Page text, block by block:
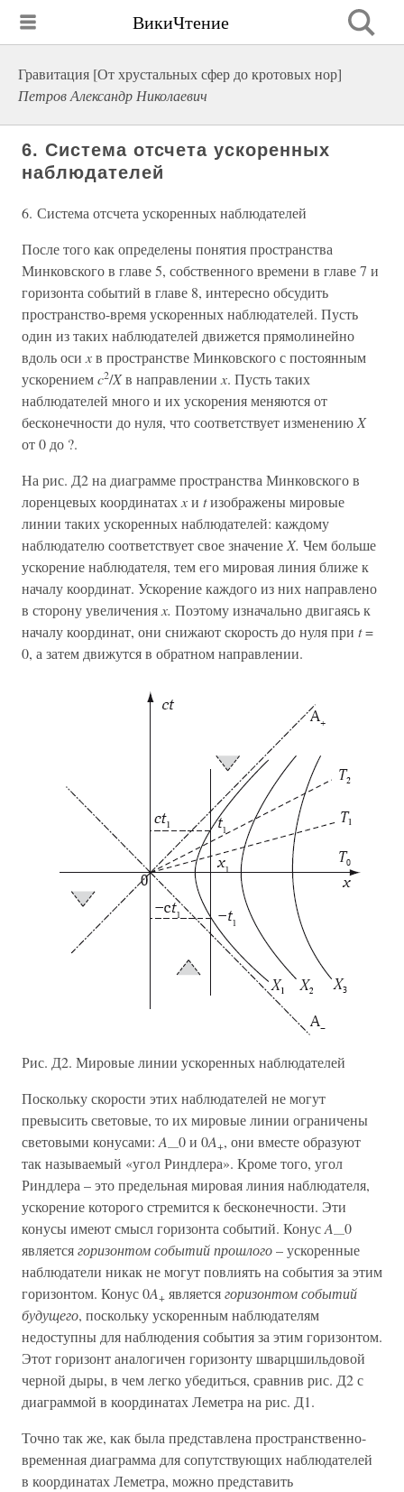
ВикиЧтение
Гравитация [От хрустальных сфер до кротовых нор]
Петров Александр Николаевич
6. Система отсчета ускоренных
наблюдателей
6. Система отсчета ускоренных наблюдателей
После того как определены понятия пространства
Минковского в главе 5, собственного времени в главе 7 и
горизонта событий в главе 8, интересно обсудить
пространство-время ускоренных наблюдателей. Пусть
один из таких наблюдателей движется прямолинейно
вдоль оси xв пространстве Минковского с постоянным
ускорениемc2/Xв направлении x. Пусть таких
наблюдателей много и их ускорения меняются от
бесконечности до нуля, что соответствует изменению X
от 0 до ?.
На рис. Д2 на диаграмме пространства Минковского в
лоренцевых координатах xи tизображены мировые
линии таких ускоренных наблюдателей: каждому
наблюдателю соответствует свое значение X. Чем больше
ускорение наблюдателя, тем его мировая линия ближе к
началу координат. Ускорение каждого из них направлено
в сторону увеличения x. Поэтому изначально двигаясь к
началу координат, они снижают скорость до нуля при t=
0, а затем движутся в обратном направлении.
Рис. Д2. Мировые линии ускоренных наблюдателей
Поскольку скорости этих наблюдателей не могут
превысить световые, то их мировые линии ограничены
световыми конусами: A—0 и 0A+, они вместе образуют
так называемый «угол Риндлера». Кроме того, угол
Риндлера – это предельная мировая линия наблюдателя,
ускорение которого стремится к бесконечности. Эти
конусы имеют смысл горизонта событий. КонусA—0
являетсягоризонтом событий прошлого– ускоренные
наблюдатели никак не могут повлиять на события за этим
горизонтом. Конус 0A+ являетсягоризонтом событий
будущего, поскольку ускоренным наблюдателям
недоступны для наблюдения события за этим горизонтом.
Этот горизонт аналогичен горизонту шварцшильдовой
черной дыры, в чем легко убедиться, сравнив рис. Д2 с
диаграммой в координатах Леметра на рис. Д1.
Точно так же, как была представлена пространственно-
временная диаграмма для сопутствующих наблюдателей
в координатах Леметра, можно представить